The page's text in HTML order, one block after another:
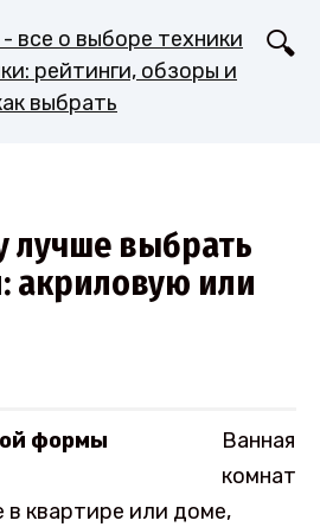
лучше выбрать
акриловую или
Ванная
комнат
в квартире или доме,